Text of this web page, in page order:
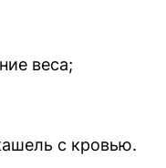
веса;
с кровью.